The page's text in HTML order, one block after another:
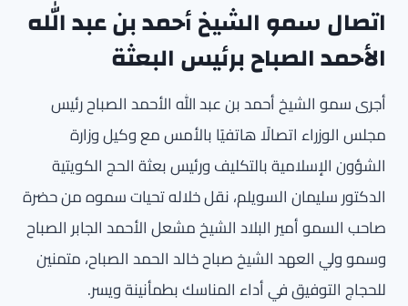
اتصال سمو الشيخ أحمد بن عبد الله
الأحمد الصباح برئيس البعثة
أجرى سمو الشيخ أحمد بن عبد الله الأحمد الصباح رئيس
مجلس الوزراء اتصالًا هاتفيًا بالأمس مع وكيل وزارة
الشؤون الإسلامية بالتكليف ورئيس بعثة الحج الكويتية
الدكتور سليمان السويلم، نقل خلاله تحيات سموه من حضرة
صاحب السمو أمير البلاد الشيخ مشعل الأحمد الجابر الصباح
وسمو ولي العهد الشيخ صباح خالد الحمد الصباح، متمنين
للحجاج التوفيق في أداء المناسك بطمأنينة ويسر.